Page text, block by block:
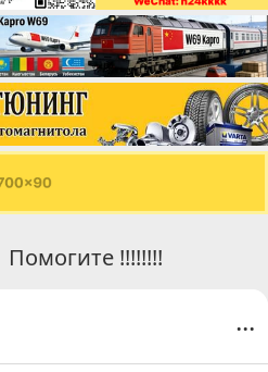
!!!!!!!!
...